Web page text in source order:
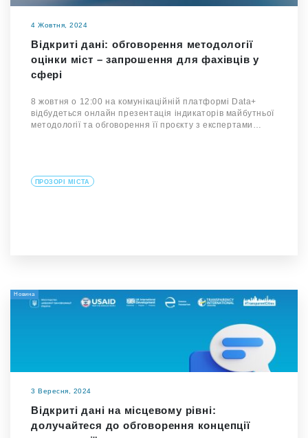
4 Жовтня, 2024
Відкриті дані: обговорення методології
оцінки міст – запрошення для фахівців у
сфері
8 жовтня о 12:00 на комунікаційній платформі Data+
відбудеться онлайн презентація індикаторів майбутньої
методології та обговорення її проєкту з експертами…
ПРОЗОРІ МІСТА
Новина
3 Вересня, 2024
Відкриті дані на місцевому рівні:
долучайтеся до обговорення концепції